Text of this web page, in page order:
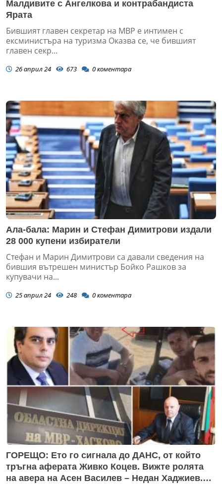
Малдивите с Ангелкова и контрабандиста
Ярата
Бившият главен секретар на МВР е интимен с
ексминистъра на туризма Оказва се, че бившият
главен секр...
26 април 24 673 0коментара
Ала-бала: Марин и Стефан Димитрови издали
28 000 купени избиратели
Стефан и Марин Димитрови са давали сведения на
бившия вътрешен министър Бойко Рашков за
купувачи на...
25 април 24 248 0коментара
ГОРЕЩО: Ето го сигнала до ДАНС, от който
тръгна аферата Живко Коцев. Вижте ролята
на авера на Асен Василев – Недан Хаджиев.